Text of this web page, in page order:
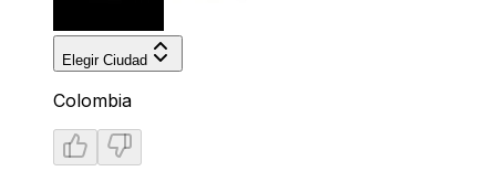
Elegir Ciudad
Colombia